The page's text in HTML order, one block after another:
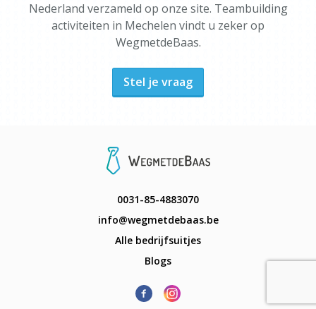
Nederland verzameld op onze site. Teambuilding
activiteiten in Mechelen vindt u zeker op
WegmetdeBaas.
Stel je vraag
0031-85-4883070
info@wegmetdebaas.be
Alle bedrijfsuitjes
Blogs